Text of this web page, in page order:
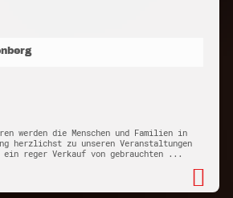
werden die Menschen und Familien in
herzlichst zu unseren Veranstaltungen
reger Verkauf von gebrauchten ...